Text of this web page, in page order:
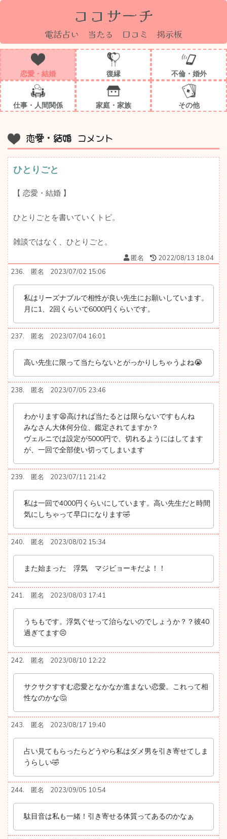
ココサーチ
電話占い 当たる 口コミ 掲示板
恋愛・結婚 復縁 不倫・婚外
仕事・人間関係 家庭・家族 その他
恋愛・結婚 コメント
ひとりごと
【 恋愛・結婚 】
ひとりごとを書いていくトピ。
雑談ではなく、ひとりごと。
匿名
2022/08/13 18:04
236.
匿名 2023/07/02 15:06
私はリーズナブルで相性が良い先生にお願いしています。
月に1、2回くらいで6000円くらいです。
237. 匿名 2023/07/04 16:01
高い先生に限って当たらないとがっかりしちゃうよね😭
238. 匿名 2023/07/05 23:46
わかります😫高ければ当たるとは限らないですもんね
みなさん大体何分位、鑑定されてますか？
ヴェルニでは設定が5000円で、切れるようにはしてます
が、一回で全部使い切ってしまいます
239. 匿名 2023/07/11 21:42
私は一回で4000円くらいにしています。高い先生だと時間
気にしちゃって早口になります🤣
240. 匿名 2023/08/02 15:34
また始まった 浮気 マジビョーキだよ！！
241. 匿名 2023/08/03 17:41
うちもです。浮気ぐせって治らないのでしょうか？？彼40
過ぎてます😣
242. 匿名 2023/08/10 12:22
サクサクすすむ恋愛となかなか進まない恋愛。これって相
性なのかな🤔
243. 匿名 2023/08/17 19:40
占い見てもらったらどうやら私はダメ男を引き寄せてしま
うらしい🤣
244. 匿名 2023/09/05 10:54
駄目音は私も一緒！引き寄せる体質ってあるのかなぁ